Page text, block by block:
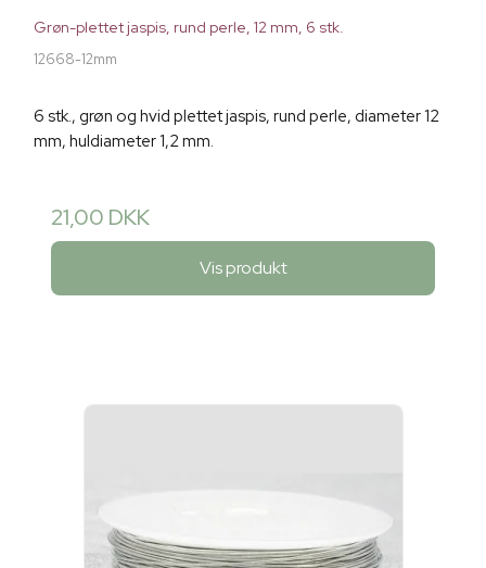
Grøn-plettet jaspis, rund perle, 12 mm, 6 stk.
12668-12mm
6 stk., grøn og hvid plettet jaspis, rund perle, diameter 12
mm, huldiameter 1,2 mm.
21,00 DKK
Vis produkt